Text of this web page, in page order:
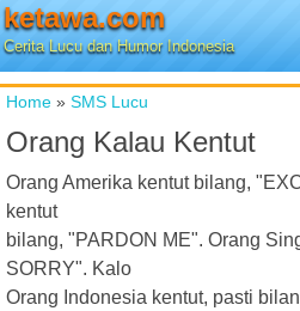
ketawa.com
Cerita Lucu dan Humor Indonesia
Home » SMS Lucu
Orang Kalau Kentut
Orang Amerika kentut bilang,
kentut
bilang, "PARDON ME". Orang
SORRY". Kalo
Orang Indonesia kentut, pasti